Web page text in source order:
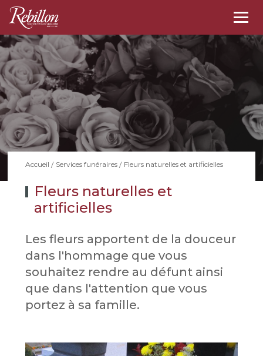
Accueil Services funéraires Fleurs naturelles et artificielles
Fleurs naturelles et
artificielles
Les fleurs apportent de la douceur
dans l'hommage que vous
souhaitez rendre au défunt ainsi
que dans l'attention que vous
portez à sa famille.